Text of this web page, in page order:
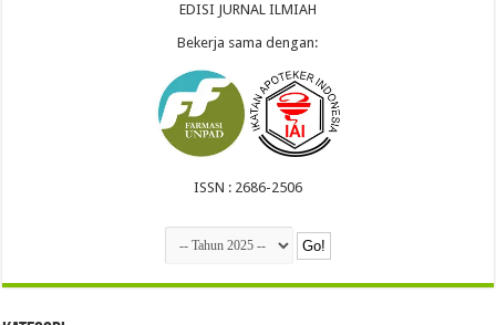
EDISI JURNAL ILMIAH
Bekerja sama dengan:
ISSN : 2686-2506